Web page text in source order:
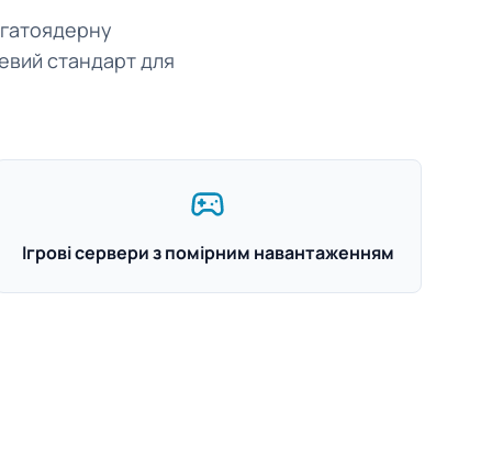
стандарт для
Ігрові сервери з помірним навантаженням